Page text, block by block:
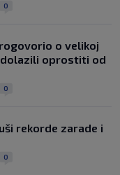
0
o velikoj
oprostiti od
0
rekorde zarade i
0